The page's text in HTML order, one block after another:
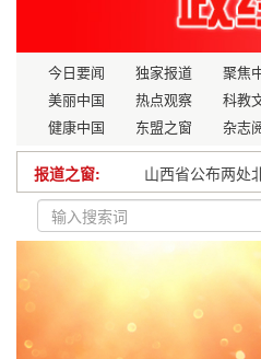
今日要闻 独家报道
聚焦
美丽中国
热点观察
科教
健康中国
东盟之窗 杂志
报道之窗:
山西省公布两处
舟山中天重工有
苏州北桥街道人
晋江磁灶：宣传
节前消费市场